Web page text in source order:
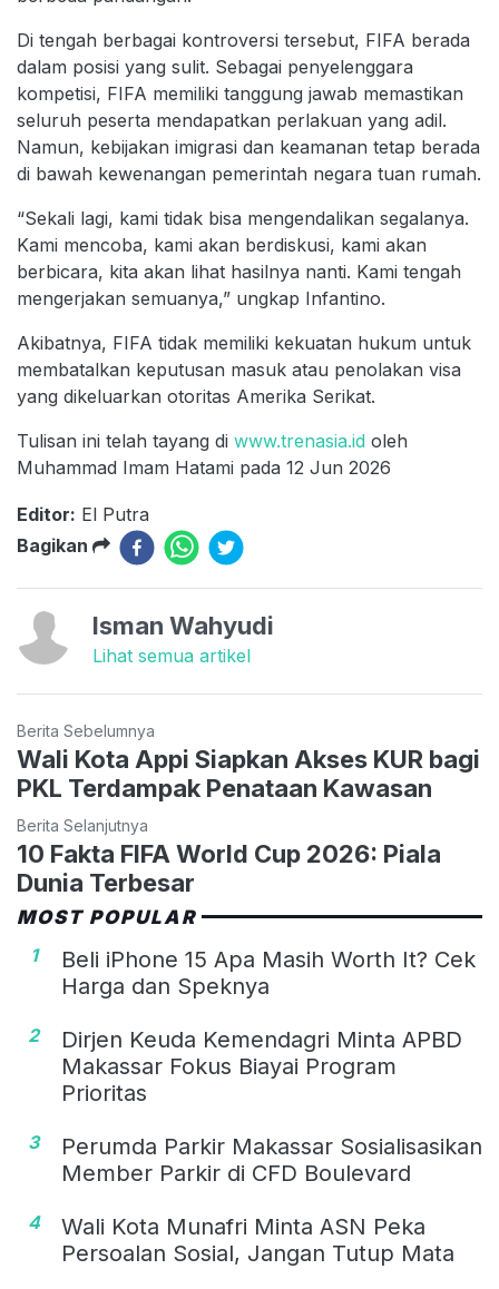
Di tengah berbagai kontroversi tersebut, FIFA berada
dalam posisi yang sulit. Sebagai penyelenggara
kompetisi, FIFA memiliki tanggung jawab memastikan
seluruh peserta mendapatkan perlakuan yang adil.
Namun, kebijakan imigrasi dan keamanan tetap berada
di bawah kewenangan pemerintah negara tuan rumah.
“Sekali lagi, kami tidak bisa mengendalikan segalanya.
Kami mencoba, kami akan berdiskusi, kami akan
berbicara, kita akan lihat hasilnya nanti. Kami tengah
mengerjakan semuanya,” ungkap Infantino.
Akibatnya, FIFA tidak memiliki kekuatan hukum untuk
membatalkan keputusan masuk atau penolakan visa
yang dikeluarkan otoritas Amerika Serikat.
Tulisan ini telah tayang di www.trenasia.id oleh
Muhammad Imam Hatami pada 12 Jun 2026
Editor: El Putra
Bagikan
Isman Wahyudi
Lihat semua artikel
Berita Sebelumnya
Wali Kota Appi Siapkan Akses KUR bagi
PKL Terdampak Penataan Kawasan
Berita Selanjutnya
10 Fakta FIFA World Cup 2026: Piala
Dunia Terbesar
MOST POPULAR
1
Beli iPhone 15 Apa Masih Worth It? Cek
Harga dan Speknya
2
Dirjen Keuda Kemendagri Minta APBD
Makassar Fokus Biayai Program
Prioritas
3
Perumda Parkir Makassar Sosialisasikan
Member Parkir di CFD Boulevard
4
Wali Kota Munafri Minta ASN Peka
Persoalan Sosial, Jangan Tutup Mata